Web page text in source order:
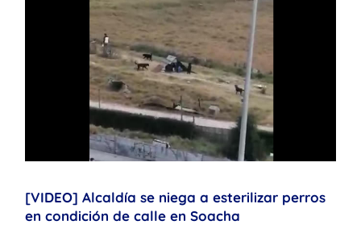
[VIDEO] Alcaldía se niega a esterilizar perros
en condición de calle en Soacha